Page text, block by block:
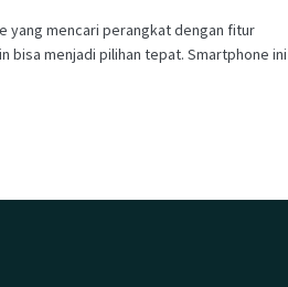
yang mencari perangkat dengan fitur
bisa menjadi pilihan tepat. Smartphone ini